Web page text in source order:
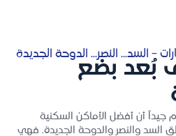
– السد... النصر... الدوحة الجديدة
بُعد بضع
أن أفضل الأماكن السكنية
السد والنصر والدوحة الجديدة. فهي